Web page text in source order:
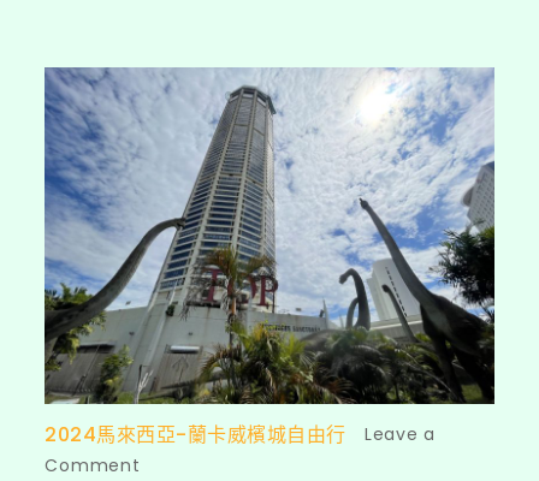
2024馬來西亞-蘭卡威檳城自由行
Leave a
Comment